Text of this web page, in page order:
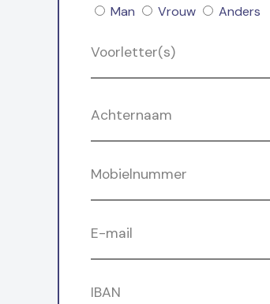
Man Vrouw Anders
Voorletter(s)
Achternaam
Mobielnummer
E-mail
IBAN